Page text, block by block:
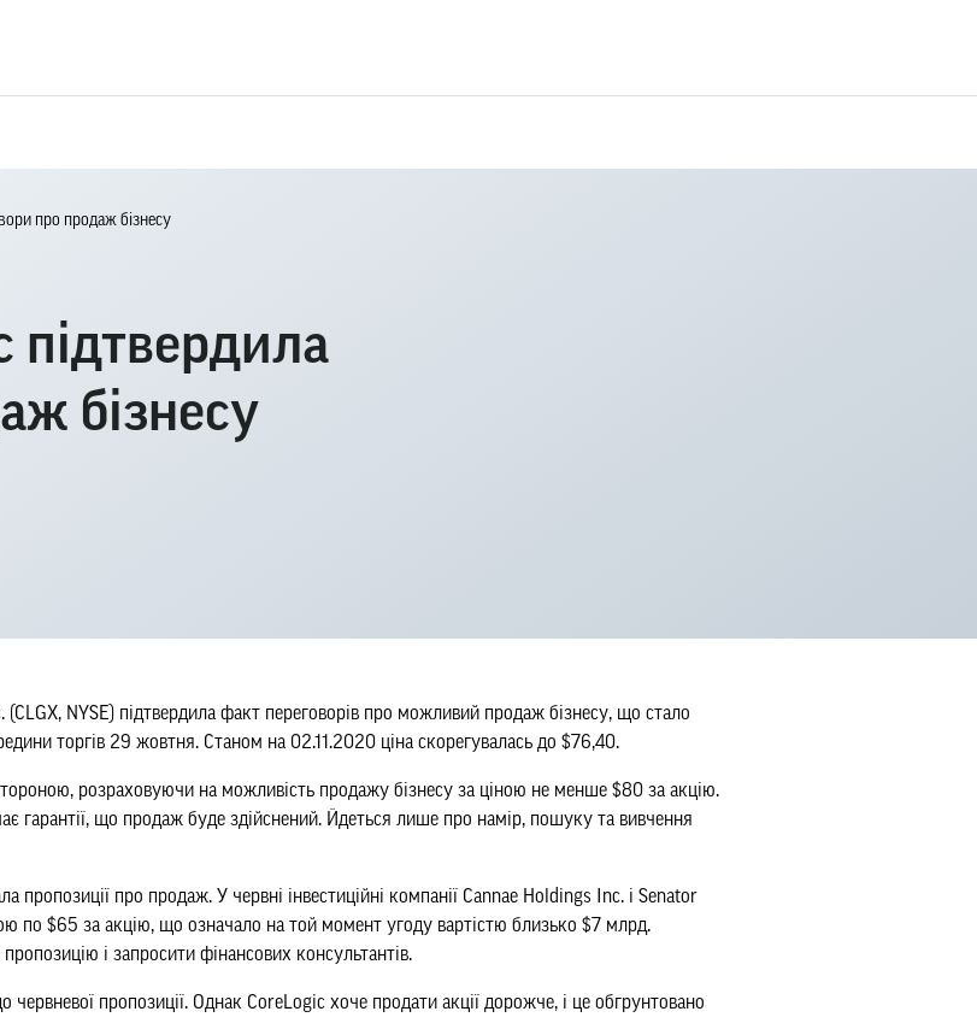
про продаж бізнесу
підтвердила
бізнесу
NYSE) підтвердила факт переговорів про можливий продаж бізнесу, що стало
торгів 29 жовтня. Станом на 02.11.2020 ціна скорегувалась до $76,40.
розраховуючи на можливість продажу бізнесу за ціною не менше $80 за акцію.
гарантії, що продаж буде здійснений. Йдеться лише про намір, пошуку та вивчення
про продаж. У червні інвестиційні компанії Cannae Holdings Inc. і Senator
по $65 за акцію, що означало на той момент угоду вартістю близько $7 млрд.
і запросити фінансових консультантів.
червневої пропозиції. Однак CoreLogic хоче продати акції дорожче, і це обгрунтовано